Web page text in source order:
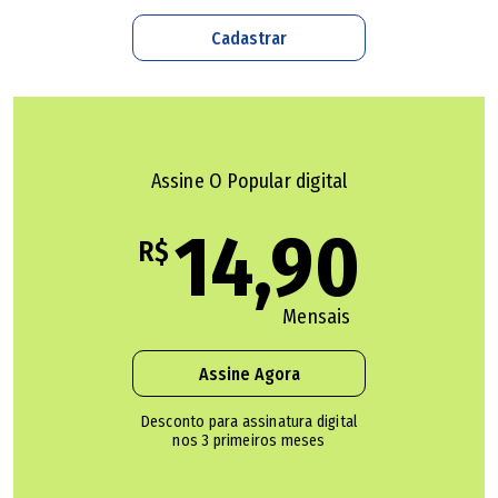
brasileiro. Essa fatia é praticamente proporcional à nossa
participação demográfica, que corresponde a 3,4% da
fontes renováveis como hidrelétrica, eólica, solar e
biomassa. Além disso, possuímos abundantes reservas de
minerais críticos para a economia verde, inclusive com
terras raras, fundamentais para a fabricação de turbinas,
Schumpeter nos lembra que o desenvolvimento
econômico não é um processo automático, nem se
Cadastrar
Assine O Popular digital
R$ 14,90
Mensais
Assine Agora
Desconto para assinatura digital
nos 3 primeiros meses